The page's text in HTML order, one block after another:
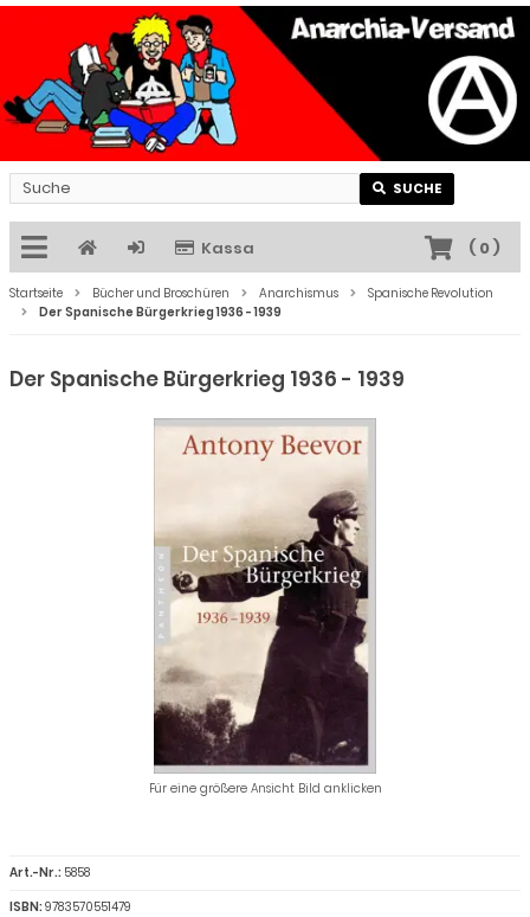
SUCHE
Kassa ( 0)
Startseite Bücher und Broschüren Anarchismus
Spanische Revolution
Der Spanische Bürgerkrieg 1936 - 1939
Der Spanische Bürgerkrieg 1936 - 1939
Für eine größere Ansicht Bild anklicken
Art.-Nr.: 5858
ISBN:9783570551479